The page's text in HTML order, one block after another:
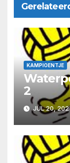
KAMPIOENTJE
2
JUL 20,